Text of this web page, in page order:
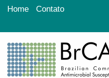
Home Contato